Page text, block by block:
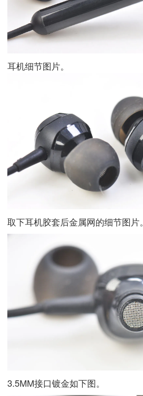
耳机细节图片。
取下耳机胶套后金属网的细节图片。
3.5MM接口镀金如下图。